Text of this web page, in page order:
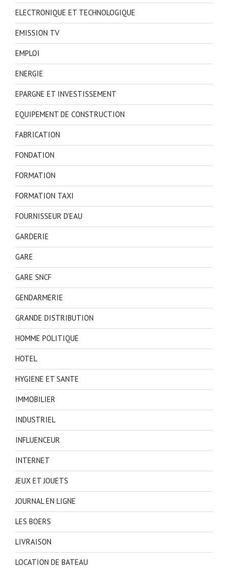
ELECTRONIQUE ET TECHNOLOGIQUE
EMISSION TV
EMPLOI
ENERGIE
EPARGNE ET INVESTISSEMENT
EQUIPEMENT DE CONSTRUCTION
FABRICATION
FONDATION
FORMATION
FORMATION TAXI
FOURNISSEUR D'EAU
GARDERIE
GARE
GARE SNCF
GENDARMERIE
GRANDE DISTRIBUTION
HOMME POLITIQUE
HOTEL
HYGIENE ET SANTE
IMMOBILIER
INDUSTRIEL
INFLUENCEUR
INTERNET
JEUX ET JOUETS
JOURNAL EN LIGNE
LES BOERS
LIVRAISON
LOCATION DE BATEAU